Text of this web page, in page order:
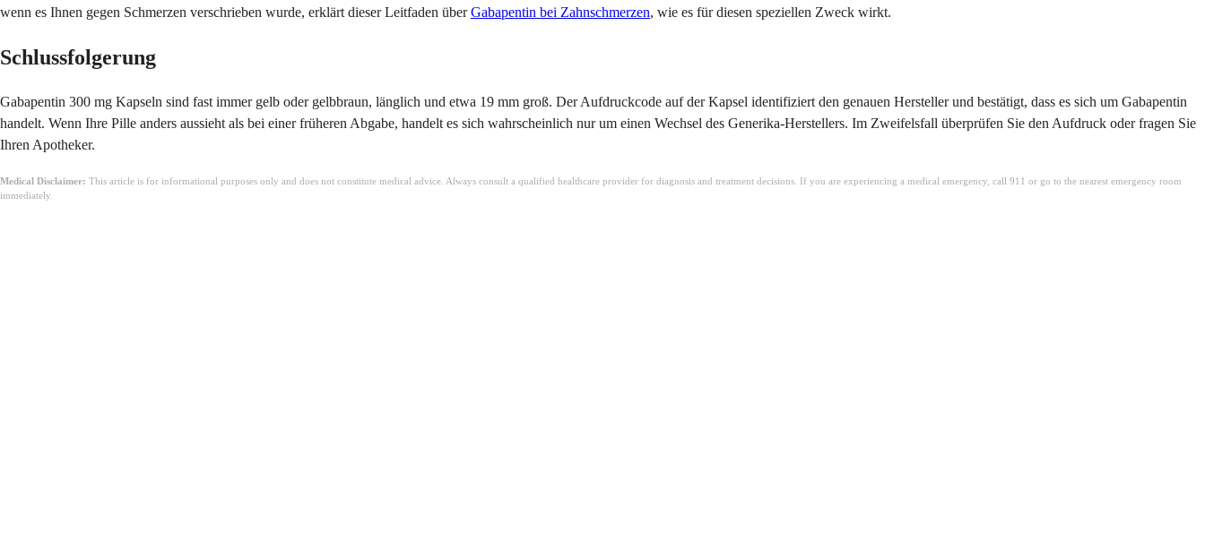
wenn es Ihnen gegen Schmerzen verschrieben wurde, erklärt dieser Leitfaden überGabapentin bei Zahnschmerzen, wie es für diesen speziellen Zweck wirkt.
Schlussfolgerung
Gabapentin 300 mg Kapseln sind fast immer gelb oder gelbbraun, länglich und etwa 19 mm groß. Der Aufdruckcode auf der Kapsel identifiziert den genauen Hersteller und bestätigt, dass es sich um Gabapentin
handelt. Wenn Ihre Pille anders aussieht als bei einer früheren Abgabe, handelt es sich wahrscheinlich nur um einen Wechsel des Generika-Herstellers. Im Zweifelsfall überprüfen Sie den Aufdruck oder fragen Sie
Ihren Apotheker.
Medical Disclaimer: This article is for informational purposes only and does not constitute medical advice. Always consult a qualified healthcare provider for diagnosis and treatment decisions. If you are experiencing a medical emergency, call 911 or go to the nearest emergency room
immediately.